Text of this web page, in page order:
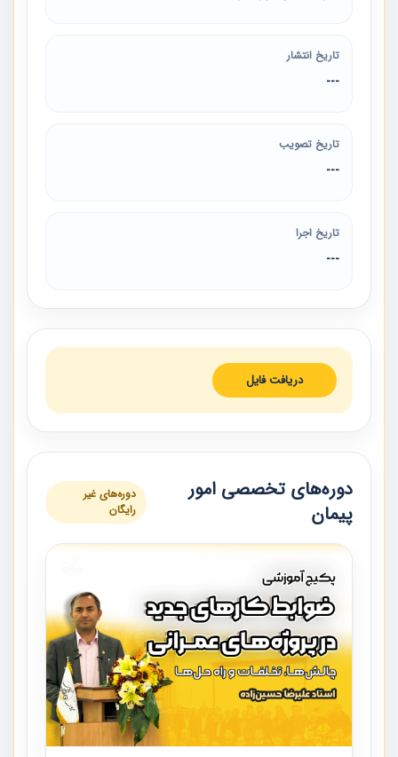
تاریخ انتشار
---
تاریخ تصویب
---
تاریخ اجرا
---
دریافت فایل
دوره‌های تخصصی امور
پیمان
دوره‌های غیر
رایگان